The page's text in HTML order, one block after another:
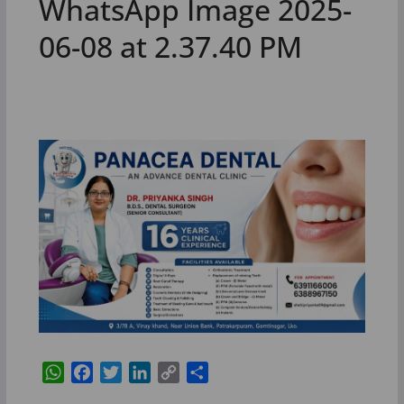
WhatsApp Image 2025-
06-08 at 2.37.40 PM
W